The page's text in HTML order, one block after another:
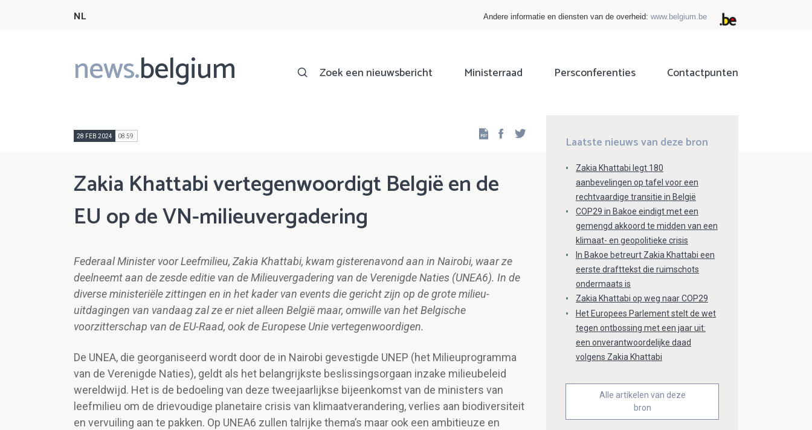
NL Andere informatie en diensten van de overheid: www.belgium.be
news.belgium
Main
navigation
Zoek een nieuwsbericht Ministerraad Persconferenties Contactpunten
28 FEB 2024 08:59 Facebook
Zakia Khattabi vertegenwoordigt België en de
EU op de VN-milieuvergadering
Federaal Minister voor Leefmilieu, Zakia Khattabi, kwam gisterenavond aan in Nairobi, waar ze
deelneemt aan de zesde editie van de Milieuvergadering van de Verenigde Naties (UNEA6). In de
diverse ministeriële zittingen en in het kader van events die gericht zijn op de grote milieu-
uitdagingen van vandaag zal ze er niet alleen België maar, omwille van het Belgische
voorzitterschap van de EU-Raad, ook de Europese Unie vertegenwoordigen.
De UNEA, die georganiseerd wordt door de in Nairobi gevestigde UNEP (het Milieuprogramma
van de Verenigde Naties), geldt als het belangrijkste beslissingsorgaan inzake milieubeleid
wereldwijd. Het is de bedoeling van deze tweejaarlijkse bijeenkomst van de ministers van
leefmilieu om de drievoudige planetaire crisis van klimaatverandering, verlies aan biodiversiteit
en vervuiling aan te pakken. Op UNEA6 zullen talrijke thema’s maar ook een ambitieuze en
Laatste nieuws van deze bron
Zakia Khattabi legt 180
aanbevelingen op tafel voor een
rechtvaardige transitie in België
COP29 in Bakoe eindigt met een
gemengd akkoord te midden van een
klimaat- en geopolitieke crisis
In Bakoe betreurt Zakia Khattabi een
eerste drafttekst die ruimschots
ondermaats is
Zakia Khattabi op weg naar COP29
Het Europees Parlement stelt de wet
tegen ontbossing met een jaar uit:
een onverantwoordelijke daad
volgens Zakia Khattabi
Alle artikelen van deze
bron